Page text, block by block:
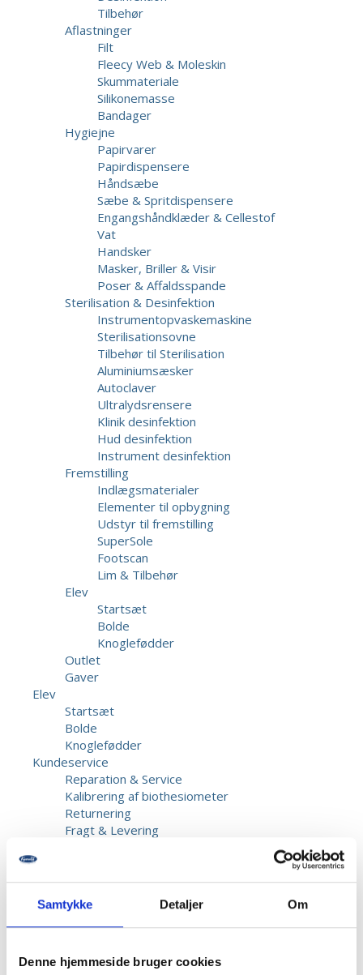
Samtykke Detaljer Om
Denne hjemmeside bruger cookies
Tilbehør
Aflastninger
Filt
Fleecy Web & Moleskin
Skummateriale
Silikonemasse
Bandager
Hygiejne
Papirvarer
Papirdispensere
Håndsæbe
Sæbe & Spritdispensere
Engangshåndklæder & Cellestof
Vat
Handsker
Masker, Briller & Visir
Poser & Affaldsspande
Sterilisation & Desinfektion
Instrumentopvaskemaskine
Sterilisationsovne
Tilbehør til Sterilisation
Aluminiumsæsker
Autoclaver
Ultralydsrensere
Klinik desinfektion
Hud desinfektion
Instrument desinfektion
Fremstilling
Indlægsmaterialer
Elementer til opbygning
Udstyr til fremstilling
SuperSole
Footscan
Lim & Tilbehør
Elev
Startsæt
Bolde
Knoglefødder
Outlet
Gaver
Elev
Startsæt
Bolde
Knoglefødder
Kundeservice
Reparation & Service
Kalibrering af biothesiometer
Returnering
Fragt & Levering
Betaling
Beskadigede forsendelser
Information
Opret bruger
Dansk Fodmesse